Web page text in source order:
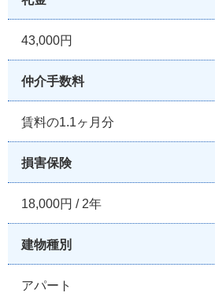
43,000円
仲介手数料
賃料の1.1ヶ月分
損害保険
18,000円 / 2年
建物種別
アパート